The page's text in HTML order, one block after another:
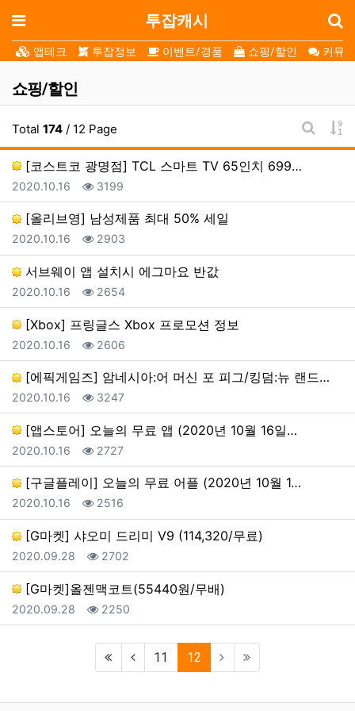
메뉴 투잡캐시
앱테크 투잡정보 이벤트/경품 쇼핑/할인 커뮤
쇼핑/할인
Total 174 / 12 Page
게시판
[코스트코 광명점] TCL 스마트 TV 65인치 699…
등록일
2020.10.16 조회
3199
[올리브영] 남성제품 최대 50% 세일
등록일
2020.10.16 조회
2903
서브웨이 앱 설치시 에그마요 반값
등록일
2020.10.16 조회
2654
[Xbox] 프링글스 Xbox 프로모션 정보
등록일
2020.10.16 조회
2606
[에픽게임즈] 암네시아:어 머신 포 피그/킹덤:뉴 랜드…
등록일
2020.10.16 조회
3247
[앱스토어] 오늘의 무료 앱 (2020년 10월 16일…
등록일
2020.10.16 조회
2727
[구글플레이] 오늘의 무료 어플 (2020년 10월 1…
등록일
2020.10.16 조회
2516
[G마켓] 샤오미 드리미 V9 (114,320/무료)
등록일
2020.09.28 조회
2702
[G마켓]올젠맥코트(55440원/무배)
등록일
2020.09.28 조회
2250
11 12(current)